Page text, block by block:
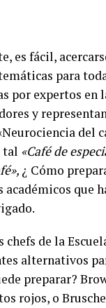
es fácil,
para
por expertos en
y
del
tal «Café de
¿ Cómo
que
de la
alternativos
preparar?
rojos, o